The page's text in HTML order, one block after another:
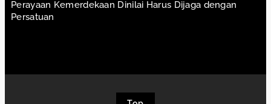
Perayaan Kemerdekaan Dinilai Harus Dijaga dengan
Persatuan